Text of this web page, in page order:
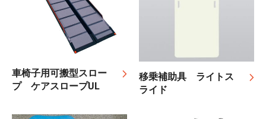
車椅子用可搬型スロー
プ ケアスロープUL
移乗補助具 ライトス
ライド